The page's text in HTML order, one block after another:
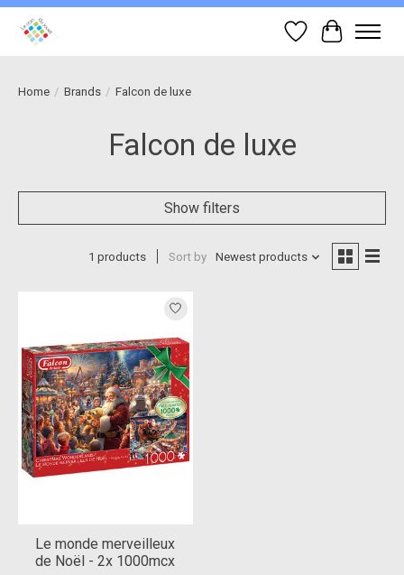
Wish List
Cart
Home / Brands / Falcon de luxe
Falcon de luxe
Show filters
1 products Sort by Newest products
Le monde merveilleux
de Noël - 2x 1000mcx